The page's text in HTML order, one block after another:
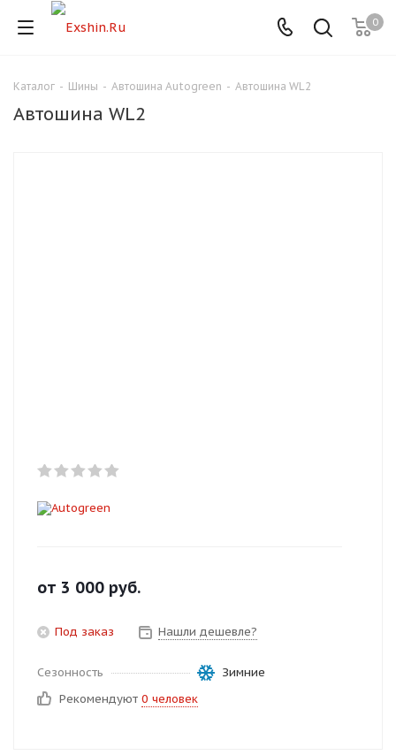
0
Каталог - Шины - Автошина Autogreen - Автошина WL2
Автошина WL2
от 3 000 руб.
Под заказ Нашли дешевле?
Сезонность
Зимние
Рекомендуют 0 человек
Для клиентов всех банков
Оплачивайте сегодня только
Получайте товар
% будут
с вашей карты
по25%каждые 2 недели